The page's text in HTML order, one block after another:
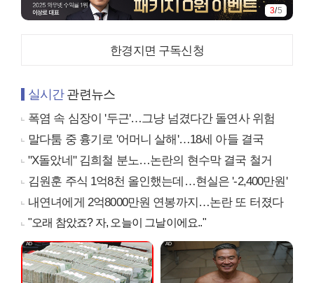
4/5
한경지면 구독신청
실시간관련뉴스
폭염 속 심장이 '두근'…그냥 넘겼다간 돌연사 위험
말다툼 중 흉기로 '어머니 살해'…18세 아들 결국
"X돌았네" 김희철 분노…논란의 현수막 결국 철거
김원훈 주식 1억8천 올인했는데…현실은 '-2,400만원'
내연녀에게 2억8000만원 연봉까지…논란 또 터졌다
"오래 참았죠? 자, 오늘이 그날이에요.."